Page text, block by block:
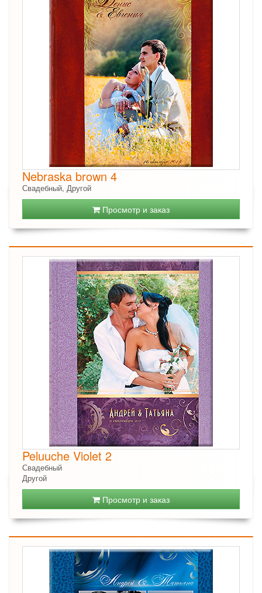
Nebraska brown 4
Свадебный, Другой
Просмотр и заказ
Peluuche Violet 2
Свадебный
Другой
Просмотр и заказ